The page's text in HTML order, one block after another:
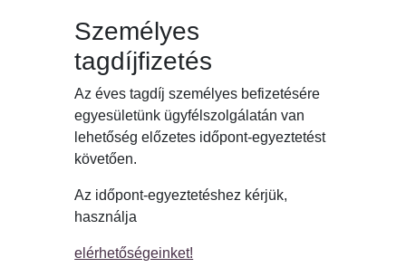
Személyes
tagdíjfizetés
Az éves tagdíj személyes befizetésére
egyesületünk ügyfélszolgálatán van
lehetőség előzetes időpont-egyeztetést
követően.
Az időpont-egyeztetéshez kérjük,
használja
elérhetőségeinket!